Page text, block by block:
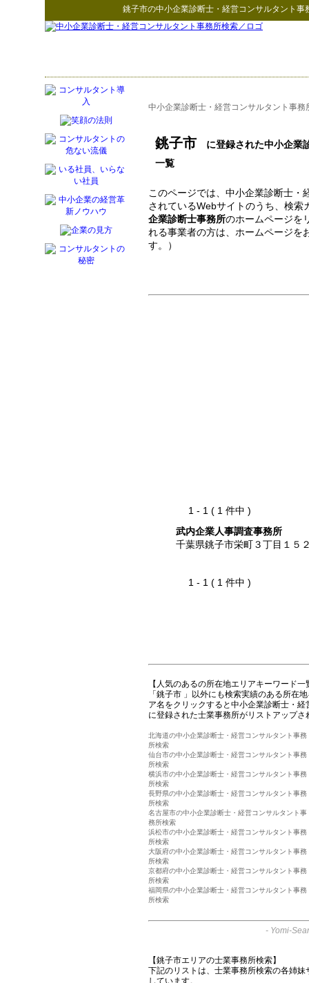
銚子市の中小企業診断士・経営コンサルタント事
中小企業診断士・経営コンサルタント事務
銚子市 に登録された中小企業
一覧
このページでは、中小企業診断士・
されているWebサイトのうち、検索
企業診断士事務所のホームページを
れる事業者の方は、ホームページを
す。）
1 - 1 ( 1 件中 )
武内企業人事調査事務所
千葉県銚子市栄町３丁目１５
1 - 1 ( 1 件中 )
【人気のあるの所在地エリアキーワード一
「銚子市 」以外にも検索実績のある所在
ア名をクリックすると中小企業診断士・
に登録された士業事務所がリストアップさ
北海道の中小企業診断士・経営コンサルタント事務
所検索
仙台市の中小企業診断士・経営コンサルタント事務
所検索
横浜市の中小企業診断士・経営コンサルタント事務
所検索
長野県の中小企業診断士・経営コンサルタント事務
所検索
名古屋市の中小企業診断士・経営コンサルタント事
務所検索
浜松市の中小企業診断士・経営コンサルタント事務
所検索
大阪府の中小企業診断士・経営コンサルタント事務
所検索
京都府の中小企業診断士・経営コンサルタント事務
所検索
福岡県の中小企業診断士・経営コンサルタント事務
所検索
- Yomi-
【銚子市エリアの士業事務所検索】
下記のリストは、士業事務所検索の各姉
しています。